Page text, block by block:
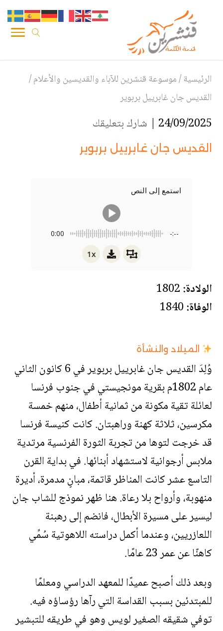
الرئيسية/موسوعة قنشرين للآباء والقديسين والأعلام/
القديس جان غابرييل بربوير
24/09/2025 | شارك بتعليقك
القديس جان غابرييل بربوير
استمع إلى النص
0:00 -:--
1x
الولادة:
الوفاة:
الميلاد والنشأة
وُلِدَ القديس جان غابرييل بربوير في 6 كانون الثاني
عام 1802م بقرية مونجيستي في جنوب فرنسا
لعائلة تقية مكونة من ثمانية أطفال، منهم خمسة
مكرسين، ثلاثة كهنة وراهبتان. كانت كنيسة فرنسا
قد خرجت لتوها من تجربة الثورة الفرنسية مرتدية
ملابس أرجوانية لاستشهاد أبنائها. في بداية القرن
التاسع عشر كانت المناظر قاتمة، مبانٍ مدمرة، أديرة
منهوبة، وأرواح بلا رعاة. هنا ظهر نموذج للشاب جان
ليسير على مسيرة الأبطال، فانضم إلى رهبنة
اللعازريين، وعندما أكمل دراسته اللاهوتية سُمِّي
كاهنًا عن عمر 23 عامًا.
وبعد ذلك أصبح عميدًا للمعهد الدراسي ومعلمًا
للمبتدئين بسبب القداسة التي رآها رؤساؤه فيه.
توفي شقيقه الصغير لويس وهو في طريقه للتبشير